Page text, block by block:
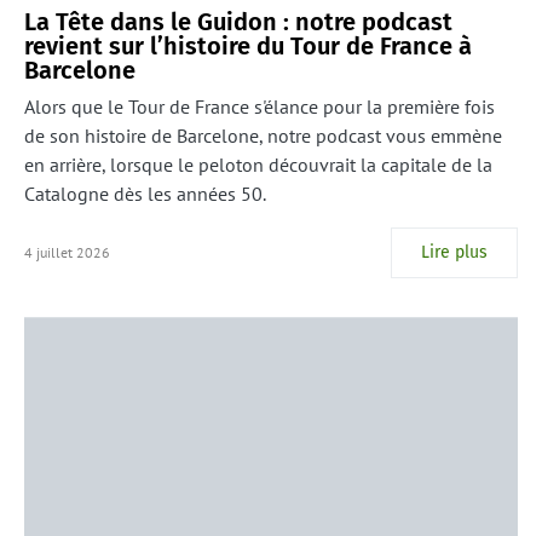
La Tête dans le Guidon : notre podcast
revient sur l’histoire du Tour de France à
Barcelone
Alors que le Tour de France s'élance pour la première fois
de son histoire de Barcelone, notre podcast vous emmène
en arrière, lorsque le peloton découvrait la capitale de la
Catalogne dès les années 50.
4 juillet 2026 Lire plus